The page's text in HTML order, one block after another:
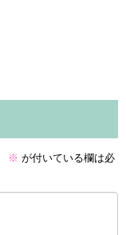
※ が付いている欄は必